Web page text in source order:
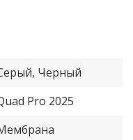
Черный
Pro 2025